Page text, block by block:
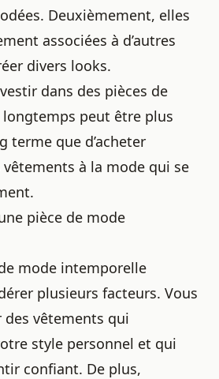
Deuxièmement, elles
associées à d’autres
divers looks.
dans des pièces de
peut être plus
terme que d’acheter
à la mode qui se
pièce de mode
mode intemporelle
plusieurs facteurs. Vous
vêtements qui
style personnel et qui
confiant. De plus,